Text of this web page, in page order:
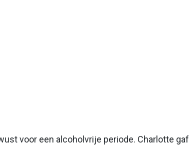
voor een alcoholvrije periode. Charlotte gaf